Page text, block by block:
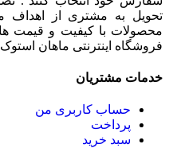
تحویل به مشتری از اهداف
محصولات با کیفیت و قیمت
فروشگاه اینترنتی ماهان
خدمات مشتریان
حساب کاربری من
پرداخت
سبد خرید